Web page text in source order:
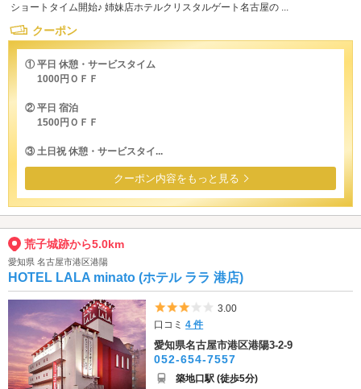
ショートタイム開始♪ 姉妹店ホテルクリスタルゲート名古屋の ...
クーポン
① 平日 休憩・サービスタイム
1000円ＯＦＦ
② 平日 宿泊
1500円ＯＦＦ
③ 土日祝 休憩・サービスタイ...
クーポン内容をもっと見る
荒子城跡から5.0km
愛知県 名古屋市港区港陽
HOTEL LALA minato (ホテル ララ 港店)
5つ星のうち3
3.00
口コミ4 件
愛知県名古屋市港区港陽3-2-9
052-654-7557
築地口駅 (徒歩5分)